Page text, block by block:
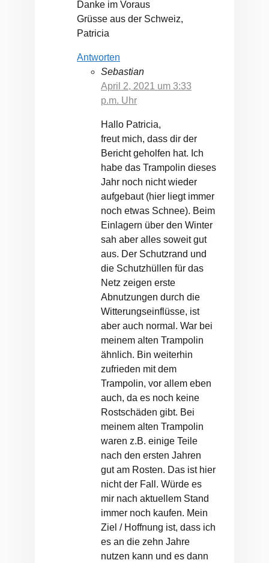
Danke im Voraus
Grüsse aus der Schweiz,
Patricia
Antworten
Sebastian
April 2, 2021 um 3:33
p.m. Uhr
Hallo Patricia,
freut mich, dass dir der
Bericht geholfen hat. Ich
habe das Trampolin dieses
Jahr noch nicht wieder
aufgebaut (hier liegt immer
noch etwas Schnee). Beim
Einlagern über den Winter
sah aber alles soweit gut
aus. Der Schutzrand und
die Schutzhüllen für das
Netz zeigen erste
Abnutzungen durch die
Witterungseinflüsse, ist
aber auch normal. War bei
meinem alten Trampolin
ähnlich. Bin weiterhin
zufrieden mit dem
Trampolin, vor allem eben
auch, da es noch keine
Rostschäden gibt. Bei
meinem alten Trampolin
waren z.B. einige Teile
nach den ersten Jahren
gut am Rosten. Das ist hier
nicht der Fall. Würde es
mir nach aktuellem Stand
immer noch kaufen. Mein
Ziel / Hoffnung ist, dass ich
es an die zehn Jahre
nutzen kann und es dann